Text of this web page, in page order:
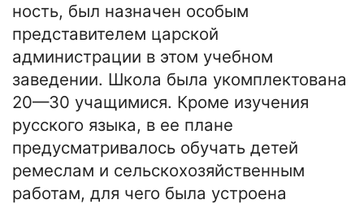
ность, был назначен особым
представителем царской
администрации в этом учебном
заведении. Школа была укомплектована
20—30 учащимися. Кроме изучения
русского языка, в ее плане
предусматривалось обучать детей
ремеслам и сельскохозяйственным
работам, для чего была устроена